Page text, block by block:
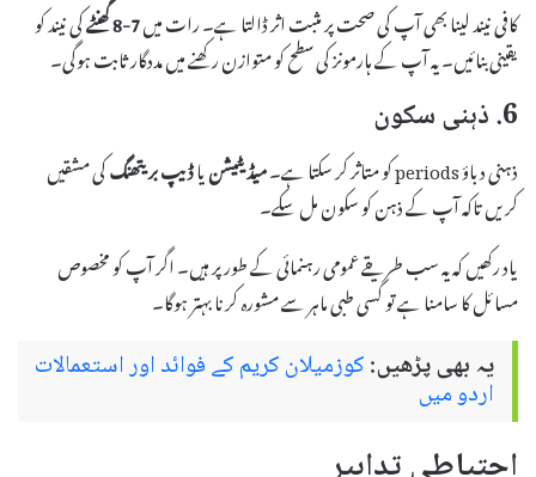
کافی نیند لینا بھی آپ کی صحت پر مثبت اثر ڈالتا ہے۔ رات میں7-8 گھنٹے کی نیند کو
یقینی بنائیں۔ یہ آپ کے ہارمونز کی سطح کو متوازن رکھنے میں مددگار ثابت ہوگی۔
6. ذہنی سکون
ذہنی دباؤ periods کو متاثر کر سکتا ہے۔ میڈیٹیشنیاڈیپ بریتھنگکی مشقیں
کریں تاکہ آپ کے ذہن کو سکون مل سکے۔
یاد رکھیں کہ یہ سب طریقے عمومی رہنمائی کے طور پر ہیں۔ اگر آپ کو مخصوص
مسائل کا سامنا ہے تو کسی طبی ماہر سے مشورہ کرنا بہتر ہوگا۔
یہ بھی پڑھیں:کوزمیلان کریم کے فوائد اور استعمالات
اردو میں